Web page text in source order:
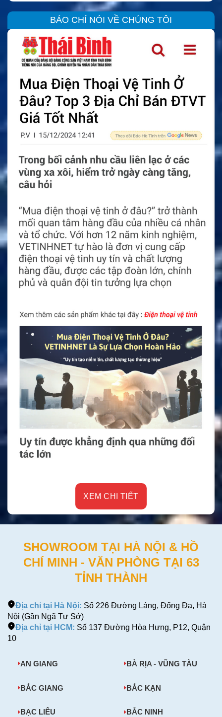
BÁO CHÍ NÓI VỀ CHÚNG TÔI
XEM CHI TIẾT
SHOWROOM TẠI HÀ NỘI & HỒ
CHÍ MINH - VĂN PHÒNG TẠI 63
TỈNH THÀNH
Địa chỉ tại Hà Nội: Số 226 Đường Láng, Đống Đa, Hà
Nội (Gần Ngã Tư Sở)
Địa chỉ tại HCM: Số 137 Đường Hòa Hưng, P12, Quận
10
AN GIANG BÀ RỊA - VŨNG TÀU
BẮC GIANG BẮC KẠN
BẠC LIÊU BẮC NINH